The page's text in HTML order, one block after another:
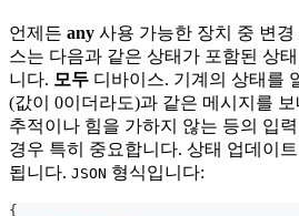
언제든 any 사용 가능한 장치 중 변경
스는 다음과 같은 상태가 포함된 상
니다. 모두 디바이스. 기계의 상태를
(값이 0이더라도)과 같은 메시지를 보
추적이나 힘을 가하지 않는 등의 입
경우 특히 중요합니다. 상태 업데이
됩니다. JSON 형식입니다:
{